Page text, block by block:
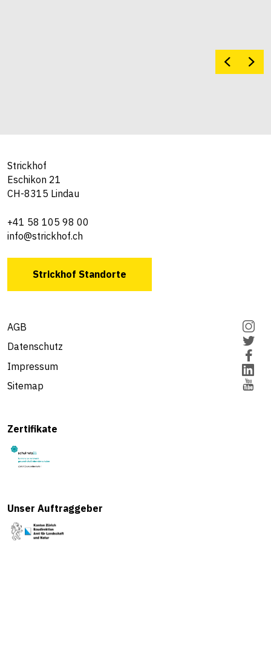
Strickhof
Eschikon 21
CH-8315 Lindau
+41 58 105 98 00
info@strickhof.ch
Strickhof Standorte
AGB
Datenschutz
Impressum
Sitemap
Zertifikate
Unser Auftraggeber